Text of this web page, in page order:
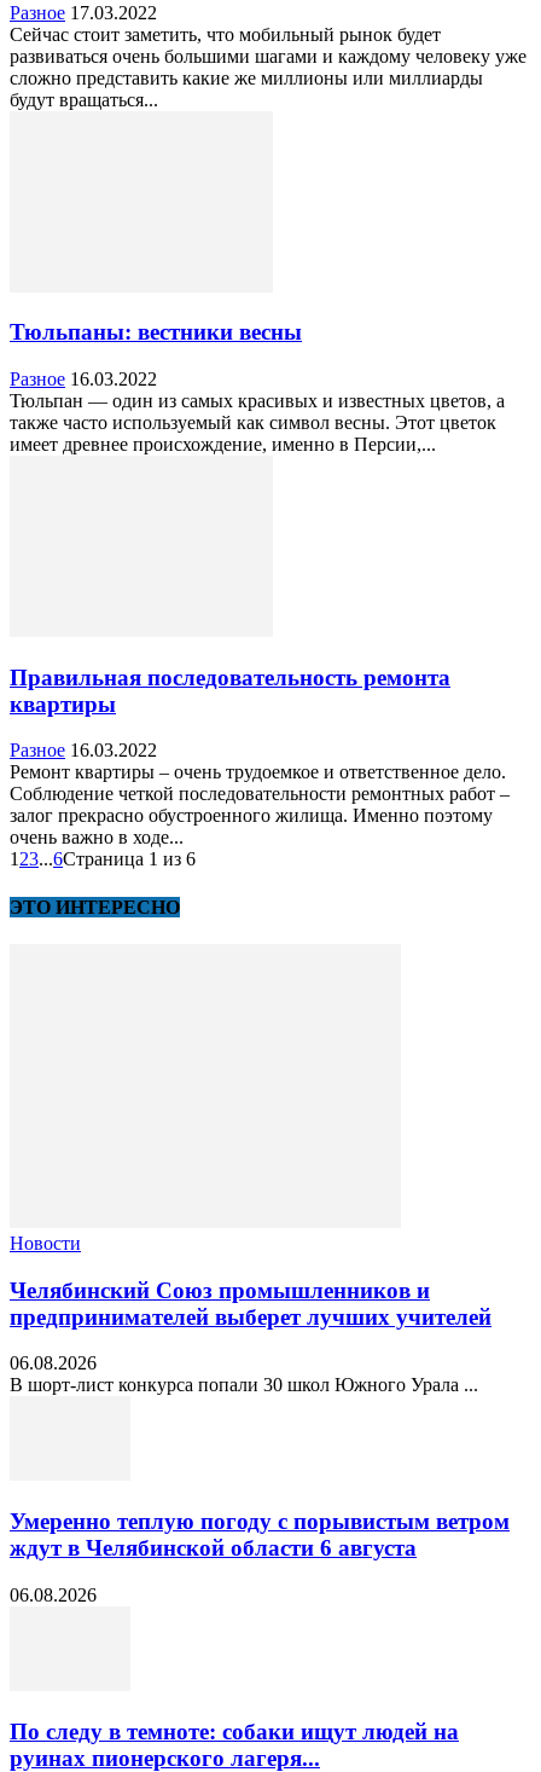
Разное 17.03.2022
Сейчас стоит заметить, что мобильный рынок будет
развиваться очень большими шагами и каждому человеку уже
сложно представить какие же миллионы или миллиарды
будут вращаться...
Тюльпаны: вестники весны
Разное 16.03.2022
Тюльпан — один из самых красивых и известных цветов, а
также часто используемый как символ весны. Этот цветок
имеет древнее происхождение, именно в Персии,...
Правильная последовательность ремонта
квартиры
Разное 16.03.2022
Ремонт квартиры – очень трудоемкое и ответственное дело.
Соблюдение четкой последовательности ремонтных работ –
залог прекрасно обустроенного жилища. Именно поэтому
очень важно в ходе...
123...6Страница 1 из 6
ЭТО ИНТЕРЕСНО
Новости
Челябинский Союз промышленников и
предпринимателей выберет лучших учителей
06.08.2026
В шорт‑лист конкурса попали 30 школ Южного Урала ...
Умеренно теплую погоду с порывистым ветром
ждут в Челябинской области 6 августа
06.08.2026
По следу в темноте: собаки ищут людей на
руинах пионерского лагеря...